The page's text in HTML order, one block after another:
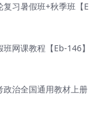
习暑假班+秋季班【E
网课教程【Eb-146】
治全国通用教材上册